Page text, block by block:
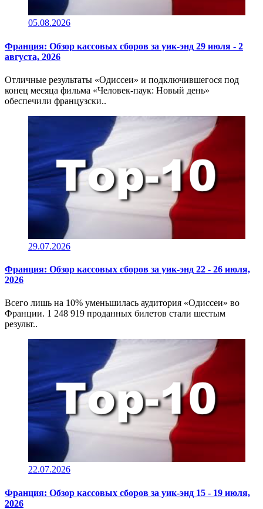
05.08.2026
Франция: Обзор кассовых сборов за уик-энд 29 июля - 2
августа, 2026
Отличные результаты «Одиссеи» и подключившегося под
конец месяца фильма «Человек-паук: Новый день»
обеспечили французски..
29.07.2026
Франция: Обзор кассовых сборов за уик-энд 22 - 26 июля,
2026
Всего лишь на 10% уменьшилась аудитория «Одиссеи» во
Франции. 1 248 919 проданных билетов стали шестым
результ..
22.07.2026
Франция: Обзор кассовых сборов за уик-энд 15 - 19 июля,
2026